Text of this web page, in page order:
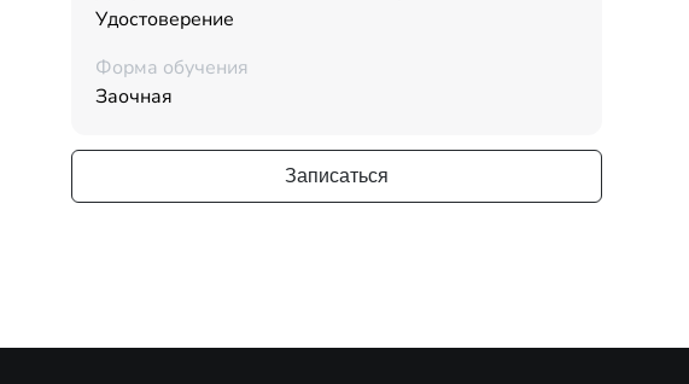
Удостоверение
Форма обучения
Заочная
Записаться